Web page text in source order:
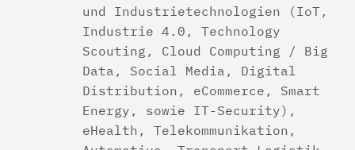
und Industrietechnologien (IoT,
Industrie 4.0, Technology
Scouting, Cloud Computing / Big
Data, Social Media, Digital
Distribution, eCommerce, Smart
Energy, sowie IT-Security),
eHealth, Telekommunikation,